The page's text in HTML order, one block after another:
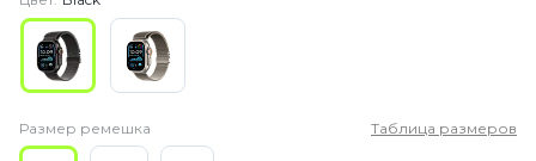
Размер ремешка Таблица размеров